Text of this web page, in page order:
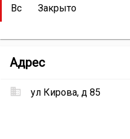
Вс Закрыто
АдресМагазин
материалов
«Прораб»
ул Кирова, д 85